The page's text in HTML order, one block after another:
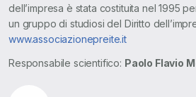
dell’impresa è stata costituita nel 1995
un gruppo di studiosi del Diritto
www.associazionepreite.it
Responsabile scientifico: Paolo Flavio